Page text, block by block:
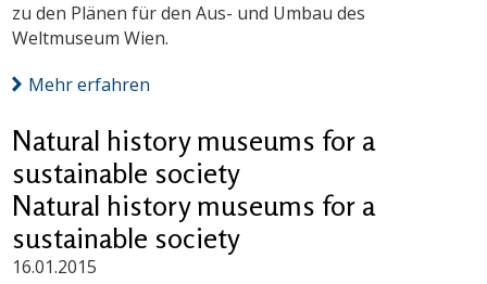
zu den Plänen für den Aus- und Umbau des
Weltmuseum Wien.
Mehr erfahren
Natural history museums for a
sustainable society
Natural history museums for a
sustainable society
16.01.2015